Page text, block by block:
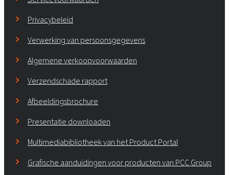
Privacybeleid
Verwerking van persoonsgegevens
Algemene verkoopvoorwaarden
Verzendschade rapport
Afbeeldingsbrochure
Presentatie downloaden
Multimediabibliotheek van het Product Portal
Grafische aanduidingen voor producten van PCC Group